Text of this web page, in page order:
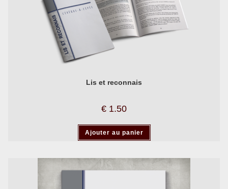
Lis et reconnais
€ 1.50
Ajouter au panier